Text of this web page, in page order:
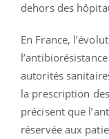
dehors des
En France,
autorités
la prescription
précisent que
réservée aux